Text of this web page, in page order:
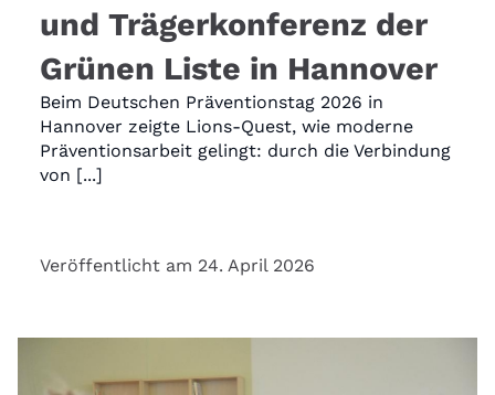
und Trägerkonferenz der
Grünen Liste in Hannover
Beim Deutschen Präventionstag 2026 in
Hannover zeigte Lions-Quest, wie moderne
Präventionsarbeit gelingt: durch die Verbindung
von [...]
Veröffentlicht am 24. April 2026